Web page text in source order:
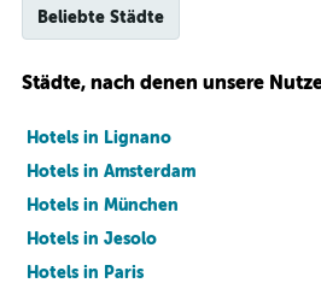
Beliebte Städte
Städte, nach denen unsere
Hotels in Lignano
Hotels in Amsterdam
Hotels in München
Hotels in Jesolo
Hotels in Paris